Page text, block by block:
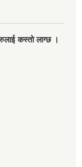
कस्तो लाग्छ ।